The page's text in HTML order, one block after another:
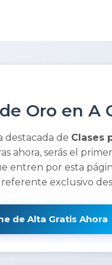
Oro en A
destacada de Clases
ahora, serás el
entren por esta
referente exclusivo
de Alta Gratis Ahora